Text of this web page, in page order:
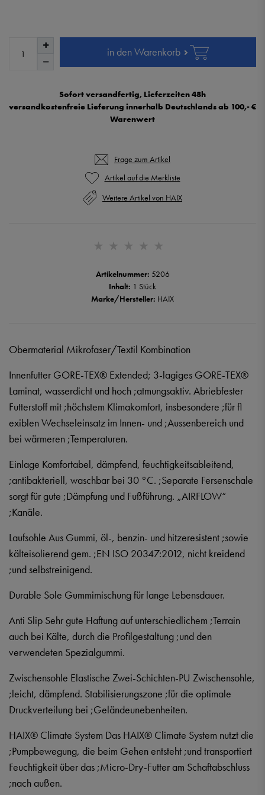
Artikelnummer: 5206
Inhalt: 1 Stück
Marke/Hersteller: HAIX
in den Warenkorb
Sofort versandfertig, Lieferzeiten 48h
versandkostenfreie Lieferung innerhalb Deutschlands ab 100,- €
Warenwert
Frage zum Artikel
Weitere Artikel von HAIX
Obermaterial Mikrofaser/Textil Kombination
Innenfutter GORE-TEX® Extended; 3-lagiges GORE-TEX®
Laminat, wasserdicht und hoch ;atmungsaktiv. Abriebfester
Futterstoff mit ;höchstem Klimakomfort, insbesondere ;für fl
exiblen Wechseleinsatz im Innen- und ;Aussenbereich und
bei wärmeren ;Temperaturen.
Einlage Komfortabel, dämpfend, feuchtigkeitsableitend,
;antibakteriell, waschbar bei 30 °C. ;Separate Fersenschale
sorgt für gute ;Dämpfung und Fußführung. „AIRFLOW“
;Kanäle.
Laufsohle Aus Gummi, öl-, benzin- und hitzeresistent ;sowie
kälteisolierend gem. ;EN ISO 20347:2012, nicht kreidend
;und selbstreinigend.
Durable Sole Gummimischung für lange Lebensdauer.
Anti Slip Sehr gute Haftung auf unterschiedlichem ;Terrain
auch bei Kälte, durch die Profilgestaltung ;und den
verwendeten Spezialgummi.
Zwischensohle Elastische Zwei-Schichten-PU Zwischensohle,
;leicht, dämpfend. Stabilisierungszone ;für die optimale
Druckverteilung bei ;Geländeunebenheiten.
HAIX® Climate System Das HAIX® Climate System nutzt die
;Pumpbewegung, die beim Gehen entsteht ;und transportiert
Feuchtigkeit über das ;Micro-Dry-Futter am Schaftabschluss
;nach außen.